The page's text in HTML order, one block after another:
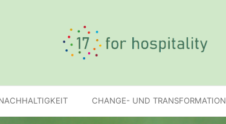
CHANGE- UND TRANSFORMATION